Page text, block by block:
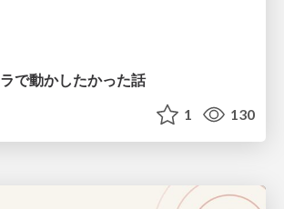
で動かしたかった話
1 130